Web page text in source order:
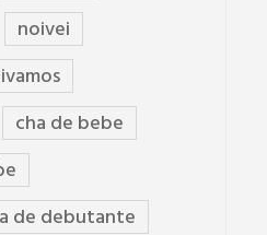
noivei
cha de bebe
de debutante